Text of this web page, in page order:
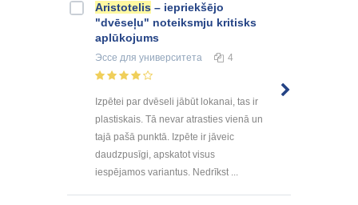
Aristotelis – iepriekšējo
"dvēseļu" noteiksmju kritisks
aplūkojums
Эссе для университета 4
Izpētei par dvēseli jābūt lokanai, tas ir
plastiskais. Tā nevar atrasties vienā un
tajā pašā punktā. Izpēte ir jāveic
daudzpusīgi, apskatot visus
iespējamos variantus. Nedrīkst ...